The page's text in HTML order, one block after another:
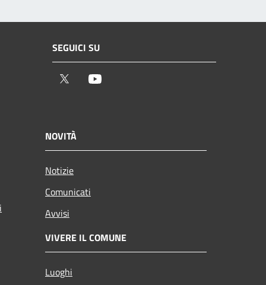
SEGUICI SU
Twitter
NOVITÀ
Notizie
Comunicati
Avvisi
VIVERE IL COMUNE
Luoghi